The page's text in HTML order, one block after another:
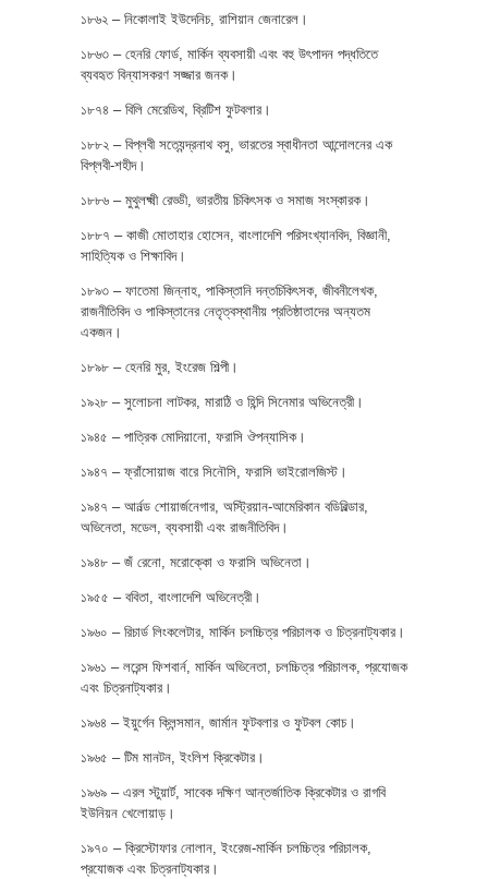
১৮৬২ – নিকোলাই ইউদেনিচ, রাশিয়ান জেনারেল।
১৮৬৩ – হেনরি ফোর্ড, মার্কিন ব্যবসায়ী এবং বহু উৎপাদন পদ্ধতিতে
ব্যবহৃত বিন্যাসকরণ সজ্জার জনক।
১৮৭৪ – বিলি মেরেডিথ, ব্রিটিশ ফুটবলার।
১৮৮২ – বিপ্লবী সত্যেন্দ্রনাথ বসু, ভারতের স্বাধীনতা আন্দোলনের এক
বিপ্লবী-শহীদ।
১৮৮৬ – মুথুলক্ষ্মী রেড্ডী, ভারতীয় চিকিৎসক ও সমাজ সংস্কারক।
১৮৮৭ – কাজী মোতাহার হোসেন, বাংলাদেশি পরিসংখ্যানবিদ, বিজ্ঞানী,
সাহিত্যিক ও শিক্ষাবিদ।
১৮৯৩ – ফাতেমা জিন্নাহ, পাকিস্তানি দন্তচিকিৎসক, জীবনীলেখক,
রাজনীতিবিদ ও পাকিস্তানের নেতৃত্বস্থানীয় প্রতিষ্ঠাতাদের অন্যতম
একজন।
১৮৯৮ – হেনরি মুর, ইংরেজ শিল্পী।
১৯২৮ – সুলোচনা লাটকর, মারাঠি ও হিন্দি সিনেমার অভিনেত্রী।
১৯৪৫ – পাত্রিক মোদিয়ানো, ফরাসি ঔপন্যাসিক।
১৯৪৭ – ফ্রাঁসোয়াজ বারে সিনৌসি‌, ফরাসি ভাইরোলজিস্ট।
১৯৪৭ – আর্নল্ড শোয়ার্জনেগার, অস্ট্রিয়ান-আমেরিকান বডিবিল্ডার,
অভিনেতা, মডেল, ব্যবসায়ী এবং রাজনীতিবিদ।
১৯৪৮ – জঁ রেনো, মরোক্কো ও ফরাসি অভিনেতা।
১৯৫৫ – ববিতা, বাংলাদেশি অভিনেত্রী।
১৯৬০ – রিচার্ড লিংকলেটার, মার্কিন চলচ্চিত্র পরিচালক ও চিত্রনাট্যকার।
১৯৬১ – লরেন্স ফিশবার্ন, মার্কিন অভিনেতা, চলচ্চিত্র পরিচালক, প্রযোজক
এবং চিত্রনাট্যকার।
১৯৬৪ – ইয়ুর্গেন ক্লিন্সমান, জার্মান ফুটবলার ও ফুটবল কোচ।
১৯৬৫ – টিম মানটন, ইংলিশ ক্রিকেটার।
১৯৬৯ – এরল স্টুয়ার্ট, সাবেক দক্ষিণ আন্তর্জাতিক ক্রিকেটার ও রাগবি
ইউনিয়ন খেলোয়াড়।
১৯৭০ – ক্রিস্টোফার নোলান, ইংরেজ-মার্কিন চলচ্চিত্র পরিচালক,
প্রযোজক এবং চিত্রনাট্যকার।